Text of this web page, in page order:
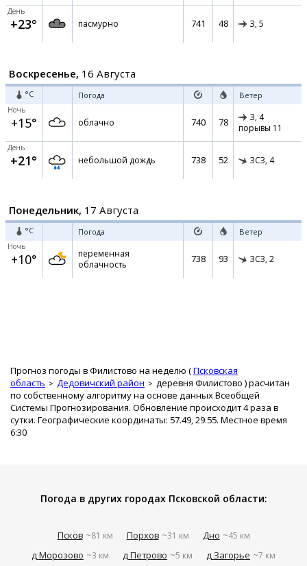
День
+23° пасмурно 741 48 З, 5
Воскресенье, 16 Августа
°C Погода Ветер
Ночь
+15° облачно 740 78 З, 4
порывы 11
День
+21° небольшой дождь 738 52 ЗСЗ, 4
Понедельник, 17 Августа
°C Погода Ветер
Ночь
+10°
переменная
облачность
738 93 ЗСЗ, 2
Прогноз погоды в Филистово на неделю (Псковская
область
Дедовичский район деревня Филистово ) расчитан
по собственному алгоритму на основе данных Всеобщей
Системы Прогнозирования. Обновление происходит 4 раза в
сутки. Географические координаты: 57.49, 29.55. Местное время
6:30
Погода в других городах Псковской области:
Псков ~81 км Порхов ~31 км Дно ~45 км
д Морозово ~3 км д Петрово ~5 км д Загорье ~7 км